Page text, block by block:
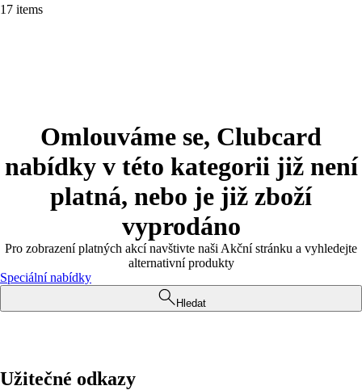
17 items
Omlouváme se, Clubcard
nabídky v této kategorii již není
platná, nebo je již zboží
vyprodáno
Pro zobrazení platných akcí navštivte naši Akční stránku a vyhledejte
alternativní produkty
Speciální nabídky
Hledat
Užitečné odkazy